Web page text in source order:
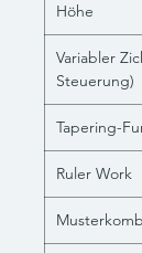
Höhe
Variabler
Steuerung)
Tapering-
Ruler Work